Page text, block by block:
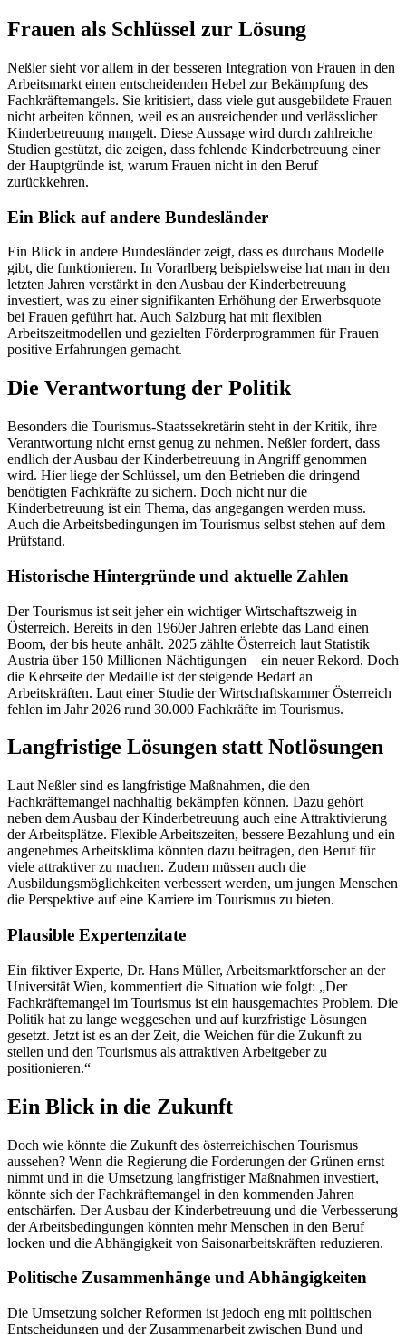
Frauen als Schlüssel zur Lösung
Neßler sieht vor allem in der besseren Integration von Frauen in den
Arbeitsmarkt einen entscheidenden Hebel zur Bekämpfung des
Fachkräftemangels. Sie kritisiert, dass viele gut ausgebildete Frauen
nicht arbeiten können, weil es an ausreichender und verlässlicher
Kinderbetreuung mangelt. Diese Aussage wird durch zahlreiche
Studien gestützt, die zeigen, dass fehlende Kinderbetreuung einer
der Hauptgründe ist, warum Frauen nicht in den Beruf
zurückkehren.
Ein Blick auf andere Bundesländer
Ein Blick in andere Bundesländer zeigt, dass es durchaus Modelle
gibt, die funktionieren. In Vorarlberg beispielsweise hat man in den
letzten Jahren verstärkt in den Ausbau der Kinderbetreuung
investiert, was zu einer signifikanten Erhöhung der Erwerbsquote
bei Frauen geführt hat. Auch Salzburg hat mit flexiblen
Arbeitszeitmodellen und gezielten Förderprogrammen für Frauen
positive Erfahrungen gemacht.
Die Verantwortung der Politik
Besonders die Tourismus-Staatssekretärin steht in der Kritik, ihre
Verantwortung nicht ernst genug zu nehmen. Neßler fordert, dass
endlich der Ausbau der Kinderbetreuung in Angriff genommen
wird. Hier liege der Schlüssel, um den Betrieben die dringend
benötigten Fachkräfte zu sichern. Doch nicht nur die
Kinderbetreuung ist ein Thema, das angegangen werden muss.
Auch die Arbeitsbedingungen im Tourismus selbst stehen auf dem
Prüfstand.
Historische Hintergründe und aktuelle Zahlen
Der Tourismus ist seit jeher ein wichtiger Wirtschaftszweig in
Österreich. Bereits in den 1960er Jahren erlebte das Land einen
Boom, der bis heute anhält. 2025 zählte Österreich laut Statistik
Austria über 150 Millionen Nächtigungen – ein neuer Rekord. Doch
die Kehrseite der Medaille ist der steigende Bedarf an
Arbeitskräften. Laut einer Studie der Wirtschaftskammer Österreich
fehlen im Jahr 2026 rund 30.000 Fachkräfte im Tourismus.
Langfristige Lösungen statt Notlösungen
Laut Neßler sind es langfristige Maßnahmen, die den
Fachkräftemangel nachhaltig bekämpfen können. Dazu gehört
neben dem Ausbau der Kinderbetreuung auch eine Attraktivierung
der Arbeitsplätze. Flexible Arbeitszeiten, bessere Bezahlung und ein
angenehmes Arbeitsklima könnten dazu beitragen, den Beruf für
viele attraktiver zu machen. Zudem müssen auch die
Ausbildungsmöglichkeiten verbessert werden, um jungen Menschen
die Perspektive auf eine Karriere im Tourismus zu bieten.
Plausible Expertenzitate
Ein fiktiver Experte, Dr. Hans Müller, Arbeitsmarktforscher an der
Universität Wien, kommentiert die Situation wie folgt: „Der
Fachkräftemangel im Tourismus ist ein hausgemachtes Problem. Die
Politik hat zu lange weggesehen und auf kurzfristige Lösungen
gesetzt. Jetzt ist es an der Zeit, die Weichen für die Zukunft zu
stellen und den Tourismus als attraktiven Arbeitgeber zu
positionieren.“
Ein Blick in die Zukunft
Doch wie könnte die Zukunft des österreichischen Tourismus
aussehen? Wenn die Regierung die Forderungen der Grünen ernst
nimmt und in die Umsetzung langfristiger Maßnahmen investiert,
könnte sich der Fachkräftemangel in den kommenden Jahren
entschärfen. Der Ausbau der Kinderbetreuung und die Verbesserung
der Arbeitsbedingungen könnten mehr Menschen in den Beruf
locken und die Abhängigkeit von Saisonarbeitskräften reduzieren.
Politische Zusammenhänge und Abhängigkeiten
Die Umsetzung solcher Reformen ist jedoch eng mit politischen
Entscheidungen und der Zusammenarbeit zwischen Bund und